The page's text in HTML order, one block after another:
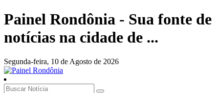
Painel Rondônia - Sua fonte de
notícias na cidade de ...
Segunda-feira, 10 de Agosto de 2026